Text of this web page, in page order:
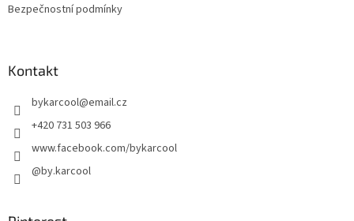
Bezpečnostní podmínky
Kontakt
bykarcool@email.cz
+420 731 503 966
www.facebook.com/bykarcool
@by.karcool